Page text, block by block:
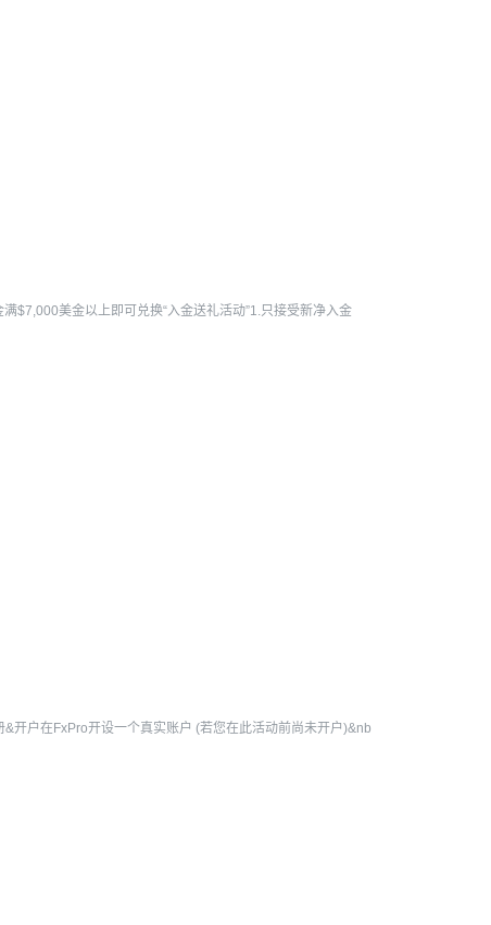
$7,000美金以上即可兑换“入金送礼活动”1.只接受新净入金
开户在FxPro开设一个真实账户 (若您在此活动前尚未开户)&nb